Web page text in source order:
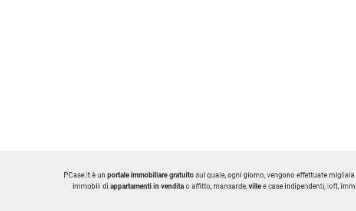
PCase.it è un portale immobiliare gratuito sul quale, ogni giorno, vengono effettuate
immobili di appartamenti in venditao affitto, mansarde, villee case indipendenti, loft,